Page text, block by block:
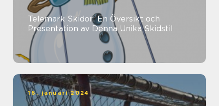
Telemark Skidor: En Översikt och
Presentation av Denna Unika Skidstil
16. januari 2024